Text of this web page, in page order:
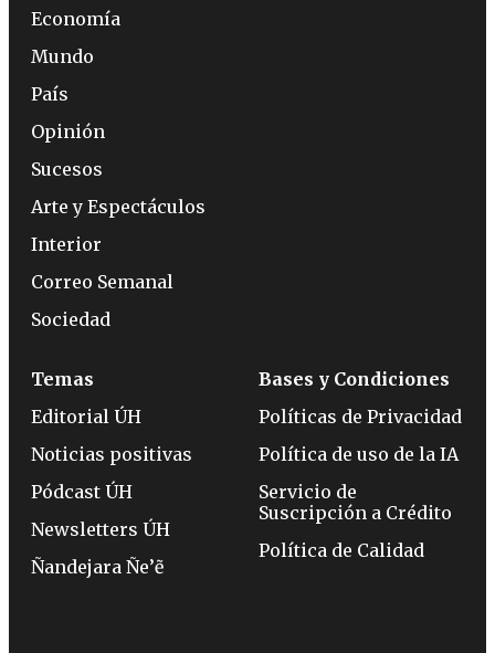
Economía
Mundo
País
Opinión
Sucesos
Arte y Espectáculos
Interior
Correo Semanal
Sociedad
Temas
Editorial ÚH
Noticias positivas
Pódcast ÚH
Newsletters ÚH
Ñandejara Ñe’ẽ
Bases y Condiciones
Políticas de Privacidad
Política de uso de la IA
Servicio de
Suscripción a Crédito
Política de Calidad